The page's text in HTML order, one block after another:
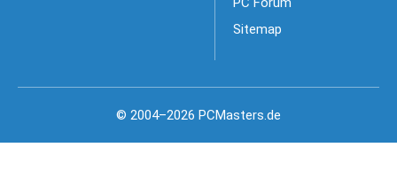
Sitemap
© 2004–2026 PCMasters.de